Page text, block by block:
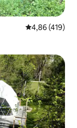
Évaluation
4,86 (419)